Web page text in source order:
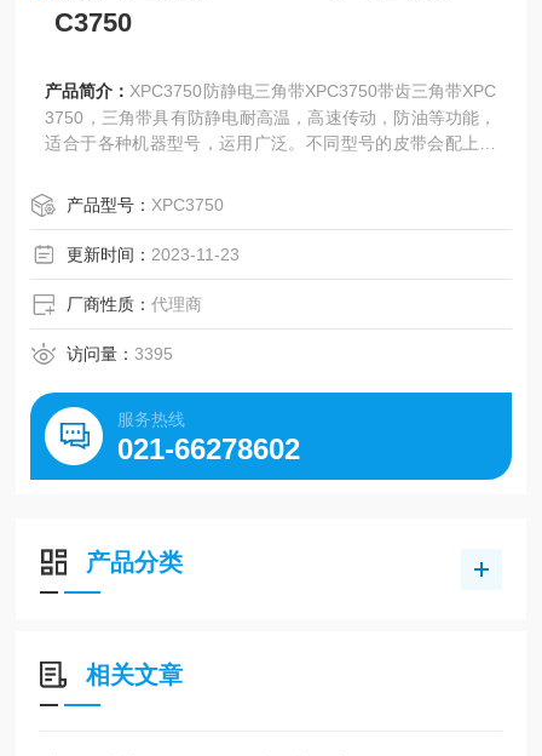
C3750
产品简介： XPC3750防静电三角带XPC3750带齿三角带XPC
3750，三角带具有防静电耐高温，高速传动，防油等功能，
适合于各种机器型号，运用广泛。不同型号的皮带会配上相
小。
产品型号： XPC3750
更新时间： 2023-11-23
厂商性质：代理商
访问量：3395
服务热线
021-66278602
产品分类
相关文章